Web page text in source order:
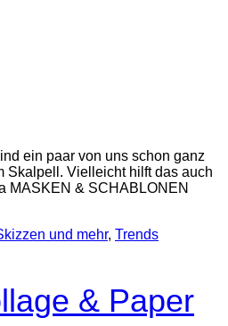
ein paar von uns schon ganz
Skalpell. Vielleicht hilft das auch
MASKEN & SCHABLONEN
und mehr, Trends
& Paper